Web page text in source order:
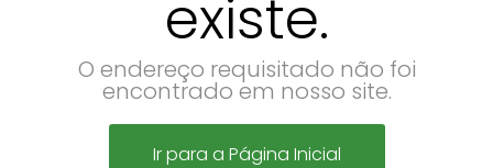
existe.
O endereço requisitado não foi
encontrado em nosso site.
Ir para a Página Inicial